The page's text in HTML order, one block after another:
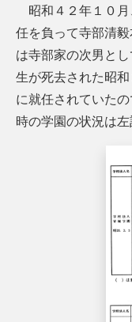
昭和４２年１０
任を負って寺部清
は寺部家の次男と
生が死去された昭
に就任されていた
時の学園の状況は左